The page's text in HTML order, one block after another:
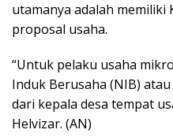
utamanya adalah memiliki
proposal usaha.
“Untuk pelaku usaha
Induk Berusaha (NIB)
dari kepala desa tempat
Helvizar. (AN)